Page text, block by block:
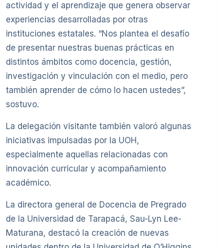
actividad y el aprendizaje que genera observar
experiencias desarrolladas por otras
instituciones estatales. “Nos plantea el desafío
de presentar nuestras buenas prácticas en
distintos ámbitos como docencia, gestión,
investigación y vinculación con el medio, pero
también aprender de cómo lo hacen ustedes”,
sostuvo.
La delegación visitante también valoró algunas
iniciativas impulsadas por la UOH,
especialmente aquellas relacionadas con
innovación curricular y acompañamiento
académico.
La directora general de Docencia de Pregrado
de la Universidad de Tarapacá, Sau-Lyn Lee-
Maturana, destacó la creación de nuevas